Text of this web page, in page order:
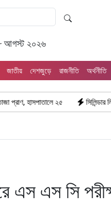
আগস্ট ২০২৬
জাতীয় দেশজুড়ে রাজনীতি অর্থনীতি
২৫ সিলিন্ডার লিকেজে
এস এস সি